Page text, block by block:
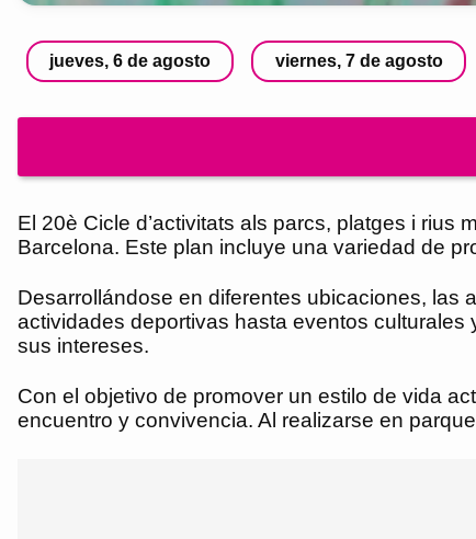
jueves, 6 de agosto viernes, 7 de agosto
El 20è Cicle d’activitats als parcs, platges i
Barcelona. Este plan incluye una variedad de
Desarrollándose en diferentes ubicaciones, las
actividades deportivas hasta eventos
sus intereses.
Con el objetivo de promover un estilo de vida
encuentro y convivencia. Al realizarse en